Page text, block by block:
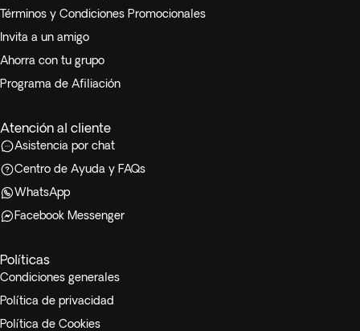
Términos y Condiciones Promocionales
Invita a un amigo
Ahorra con tu grupo
Programa de Afiliación
Atención al cliente
Asistencia por chat
Centro de Ayuda y FAQs
WhatsApp
Facebook Messenger
Políticas
Condiciones generales
Política de privacidad
Política de Cookies